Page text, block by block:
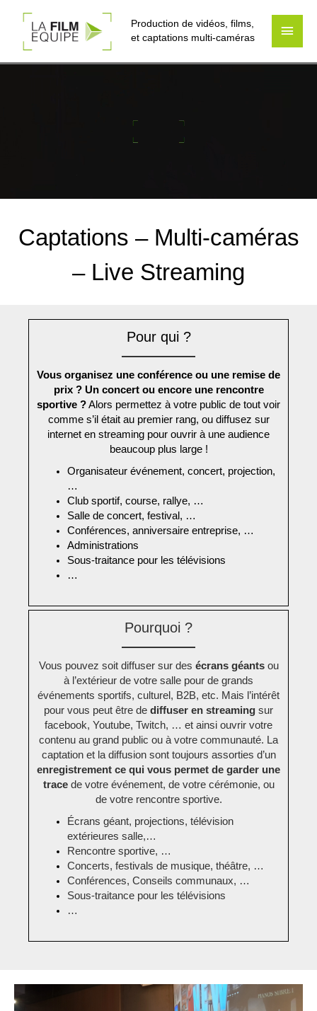
Production de vidéos, films,
et captations multi-caméras
Menu
Captations – Multi-caméras
– Live Streaming
Pour qui ?
Vous organisez une conférence ou une remise de
prix ? Un concert ou encore une rencontre
sportive ?Alors permettez à votre public de tout voir
comme s’il était au premier rang, ou diffusez sur
internet en streaming pour ouvrir à une audience
beaucoup plus large !
Organisateur événement, concert, projection,
…
Club sportif, course, rallye, …
Salle de concert, festival, …
Conférences, anniversaire entreprise, …
Administrations
Sous-traitance pour les télévisions
…
Pourquoi ?
Vous pouvez soit diffuser sur des écrans géants ou
à l’extérieur de votre salle pour de grands
événements sportifs, culturel, B2B, etc. Mais l’intérêt
pour vous peut être de diffuser en streaming sur
facebook, Youtube, Twitch, … et ainsi ouvrir votre
contenu au grand public ou à votre communauté. La
captation et la diffusion sont toujours assorties d’un
enregistrement ce qui vous permet de garder une
tracede votre événement, de votre cérémonie, ou
de votre rencontre sportive.
Écrans géant, projections, télévision
extérieures salle,…
Rencontre sportive, …
Concerts, festivals de musique, théâtre, …
Conférences, Conseils communaux, …
Sous-traitance pour les télévisions
…